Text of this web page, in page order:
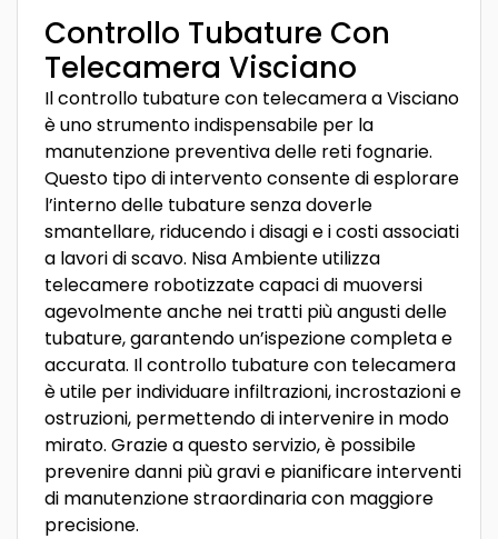
Controllo Tubature Con
Telecamera Visciano
Il controllo tubature con telecamera a Visciano
è uno strumento indispensabile per la
manutenzione preventiva delle reti fognarie.
Questo tipo di intervento consente di esplorare
l’interno delle tubature senza doverle
smantellare, riducendo i disagi e i costi associati
a lavori di scavo. Nisa Ambiente utilizza
telecamere robotizzate capaci di muoversi
agevolmente anche nei tratti più angusti delle
tubature, garantendo un’ispezione completa e
accurata. Il controllo tubature con telecamera
è utile per individuare infiltrazioni, incrostazioni e
ostruzioni, permettendo di intervenire in modo
mirato. Grazie a questo servizio, è possibile
prevenire danni più gravi e pianificare interventi
di manutenzione straordinaria con maggiore
precisione.